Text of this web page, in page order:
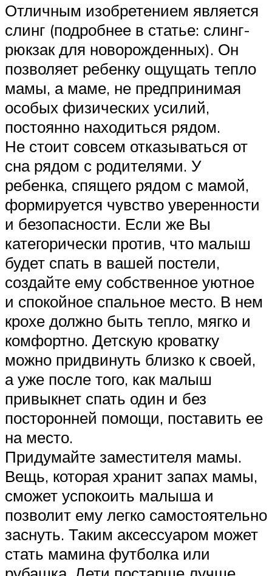
Отличным изобретением является
слинг (подробнее в статье: слинг-
рюкзак для новорожденных). Он
позволяет ребенку ощущать тепло
мамы, а маме, не предпринимая
особых физических усилий,
постоянно находиться рядом.
Не стоит совсем отказываться от
сна рядом с родителями. У
ребенка, спящего рядом с мамой,
формируется чувство уверенности
и безопасности. Если же Вы
категорически против, что малыш
будет спать в вашей постели,
создайте ему собственное уютное
и спокойное спальное место. В нем
крохе должно быть тепло, мягко и
комфортно. Детскую кроватку
можно придвинуть близко к своей,
а уже после того, как малыш
привыкнет спать один и без
посторонней помощи, поставить ее
на место.
Придумайте заместителя мамы.
Вещь, которая хранит запах мамы,
сможет успокоить малыша и
позволит ему легко самостоятельно
заснуть. Таким аксессуаром может
стать мамина футболка или